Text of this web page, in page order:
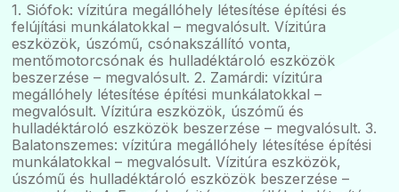
1. Siófok: vízitúra megállóhely létesítése építési és
felújítási munkálatokkal – megvalósult. Vízitúra
eszközök, úszómű, csónakszállító vonta,
mentőmotorcsónak és hulladéktároló eszközök
beszerzése – megvalósult. 2. Zamárdi: vízitúra
megállóhely létesítése építési munkálatokkal –
megvalósult. Vízitúra eszközök, úszómű és
hulladéktároló eszközök beszerzése – megvalósult. 3.
Balatonszemes: vízitúra megállóhely létesítése építési
munkálatokkal – megvalósult. Vízitúra eszközök,
úszómű és hulladéktároló eszközök beszerzése –